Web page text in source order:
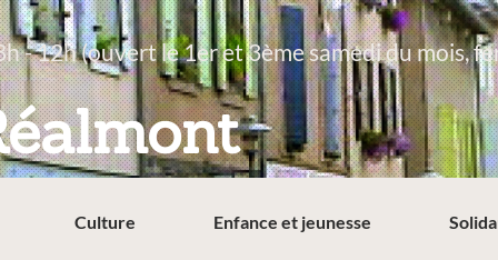
- 12h (ouvert le 1er et 3ème samedi du mois,
Culture Enfance et jeunesse